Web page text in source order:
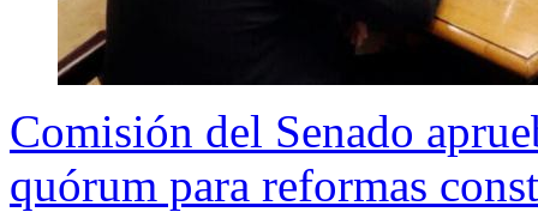
Comisión del Senado
quórum para reformas